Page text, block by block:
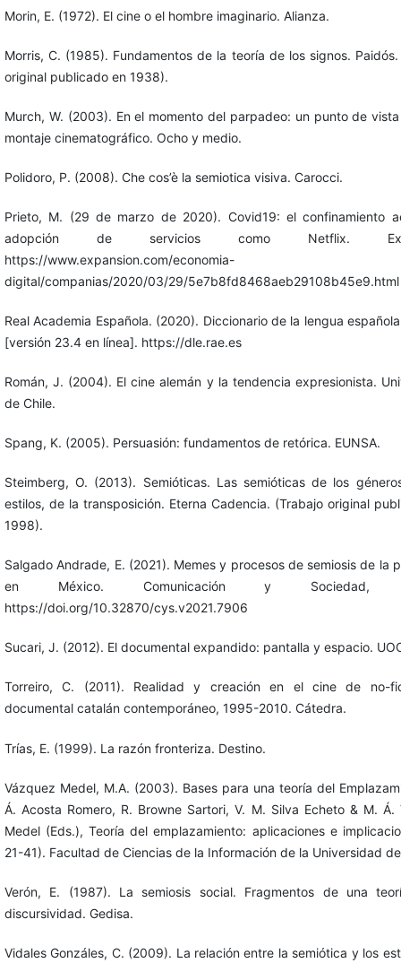
Morin, E. (1972). El cine o el hombre imaginario. Alianza.
Morris, C. (1985). Fundamentos de la teoría de los signos.
original publicado en 1938).
Murch, W. (2003). En el momento del parpadeo: un punto de
montaje cinematográfico. Ocho y medio.
Polidoro, P. (2008). Che cos’è la semiotica visiva. Carocci.
Prieto, M. (29 de marzo de 2020). Covid19: el confinamiento
adopción de servicios como Netflix.
https://www.expansion.com/economia-
digital/companias/2020/03/29/5e7b8fd8468aeb29108b45e9.html
Real Academia Española. (2020). Diccionario de la lengua
[versión 23.4 en línea]. https://dle.rae.es
Román, J. (2004). El cine alemán y la tendencia expresionista.
de Chile.
Spang, K. (2005). Persuasión: fundamentos de retórica. EUNSA.
Steimberg, O. (2013). Semióticas. Las semióticas de los
estilos, de la transposición. Eterna Cadencia. (Trabajo original
1998).
Salgado Andrade, E. (2021). Memes y procesos de semiosis de la
en México. Comunicación y Sociedad,
https://doi.org/10.32870/cys.v2021.7906
Sucari, J. (2012). El documental expandido: pantalla y espacio.
Torreiro, C. (2011). Realidad y creación en el cine de no-
documental catalán contemporáneo, 1995-2010. Cátedra.
Trías, E. (1999). La razón fronteriza. Destino.
Vázquez Medel, M.A. (2003). Bases para una teoría del
Á. Acosta Romero, R. Browne Sartori, V. M. Silva Echeto & M. Á.
Medel (Eds.), Teoría del emplazamiento: aplicaciones e
21-41). Facultad de Ciencias de la Información de la Universidad
Verón, E. (1987). La semiosis social. Fragmentos de una
discursividad. Gedisa.
Vidales Gonzáles, C. (2009). La relación entre la semiótica y los